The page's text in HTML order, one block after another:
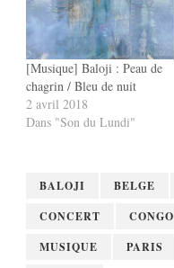
[Musique] Baloji : Peau de
chagrin / Bleu de nuit
2 avril 2018
Dans "Son du Lundi"
BALOJI BELGE
CONCERT
CONGO
MUSIQUE
PARIS